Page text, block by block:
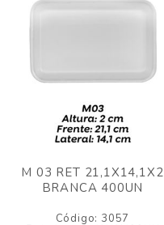
M 03 RET 21,1X14,1X2
BRANCA 400UN
Código: 3057